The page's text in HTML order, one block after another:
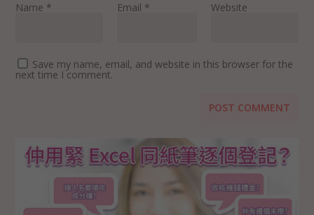
Name * Email * Website
Save my name, email, and website in this browser for the
next time I comment.